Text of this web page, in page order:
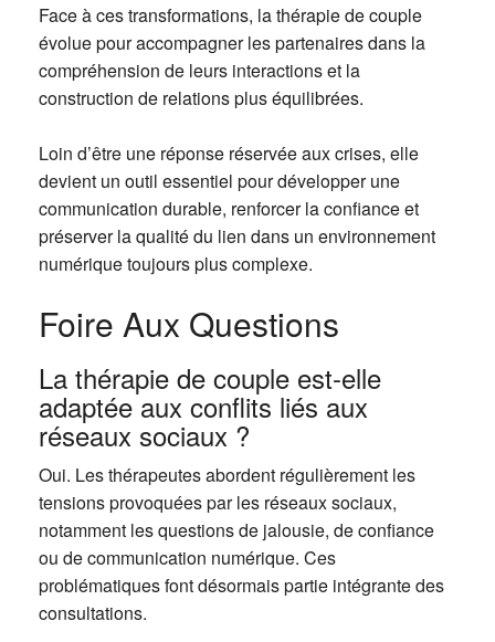
Face à ces transformations, la thérapie de couple
évolue pour accompagner les partenaires dans la
compréhension de leurs interactions et la
construction de relations plus équilibrées.
Loin d’être une réponse réservée aux crises, elle
devient un outil essentiel pour développer une
communication durable, renforcer la confiance et
préserver la qualité du lien dans un environnement
numérique toujours plus complexe.
Foire Aux Questions
La thérapie de couple est-elle
adaptée aux conflits liés aux
réseaux sociaux ?
Oui. Les thérapeutes abordent régulièrement les
tensions provoquées par les réseaux sociaux,
notamment les questions de jalousie, de confiance
ou de communication numérique. Ces
problématiques font désormais partie intégrante des
consultations.